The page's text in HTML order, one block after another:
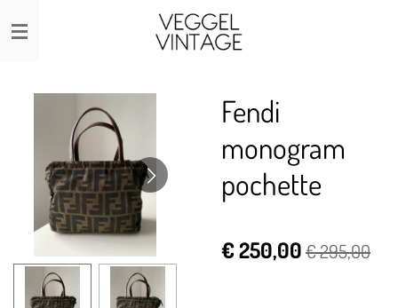
Ga
direct
hoofdinhoud
Fendi
monogram
pochette
€ 250,00€ 295,00